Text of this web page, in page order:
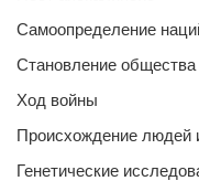
Самоопределение
Становление общества
Ход войны
Происхождение людей
Генетические